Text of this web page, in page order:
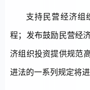
支持民营经济组
程；发布鼓励民营经
济组织投资提供规范
进法的一系列规定将